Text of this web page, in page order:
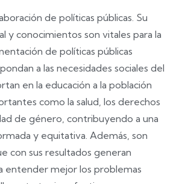
de políticas públicas. Su
y conocimientos son vitales para la
de políticas públicas
a las necesidades sociales del
en la educación a la población
como la salud, los derechos
de género, contribuyendo a una
y equitativa. Además, son
con sus resultados generan
entender mejor los problemas